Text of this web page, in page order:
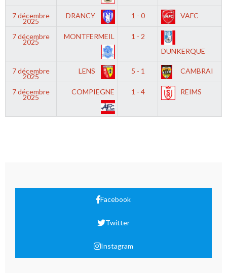
7 décembre
2025
DRANCY 1 - 0 VAFC
7 décembre
2025
MONTFERMEIL
1 - 2
DUNKERQUE
7 décembre
2025
LENS 5 - 1 CAMBRAI
7 décembre
2025
COMPIEGNE 1 - 4 REIMS
Facebook
Twitter
Instagram